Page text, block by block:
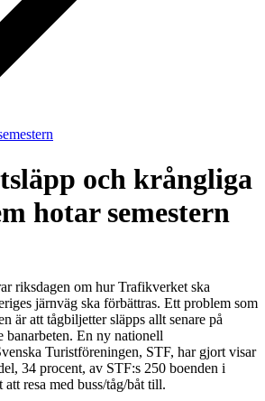
och krångliga
hotar semestern
riksdagen om hur Trafikverket ska
järnväg ska förbättras. Ett problem som
är att tågbiljetter släpps allt senare på
banarbeten. En ny nationell
Turistföreningen, STF, har gjort visar
34 procent, av STF:s 250 boenden i
resa med buss/tåg/båt till.